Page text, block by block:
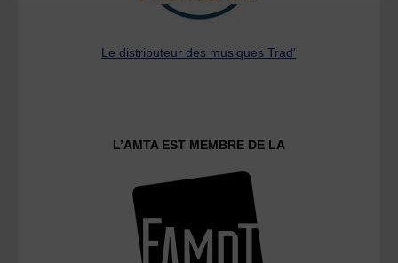
Le distributeur des musiques Trad'
L’AMTA EST MEMBRE DE LA